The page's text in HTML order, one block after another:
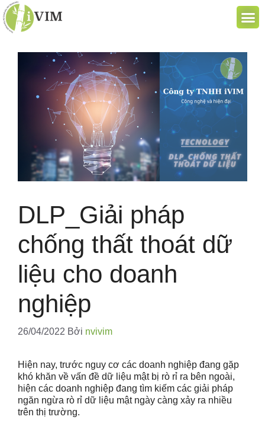
DLP_Giải pháp
chống thất thoát dữ
liệu cho doanh
nghiệp
26/04/2022 Bởi nvivim
Hiện nay, trước nguy cơ các doanh nghiệp đang gặp
khó khăn về vấn đề dữ liệu mật bị rò rỉ ra bên ngoài,
hiện các doanh nghiệp đang tìm kiếm các giải pháp
ngăn ngừa rò rỉ dữ liệu mật ngày càng xảy ra nhiều
trên thị trường.